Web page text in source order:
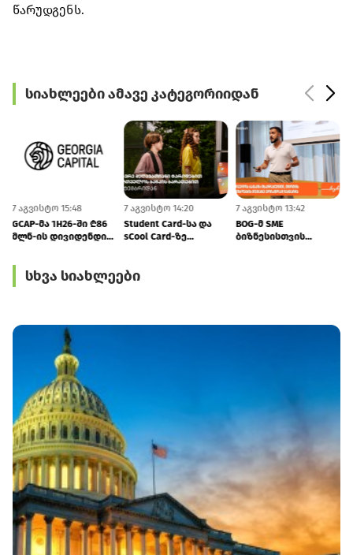
წარუდგენს.
სიახლეები ამავე კატეგორიიდან
7 აგვისტო 15:48
GCAP-მა 1H26-ში ₾86
მლნ-ის დივიდენდი
7 აგვისტო 14:20
Student Card-სა და
sCool Card-ზე
შეღავათიანი ტარიფი
7 აგვისტო 13:42
BOG-მ SME
ბიზნესისთვის
სხვა სიახლეები